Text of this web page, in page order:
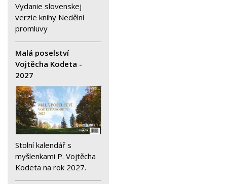
Vydanie slovenskej
verzie knihy Nedělní
promluvy
Malá poselství
Vojtěcha Kodeta -
2027
Stolní kalendář s
myšlenkami P. Vojtěcha
Kodeta na rok 2027.